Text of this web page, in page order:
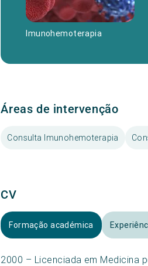
Imunohemoterapia
Áreas de intervenção
Consulta Imunohemoterapia
CV
Formação académica
2000 – Licenciada em Medicina